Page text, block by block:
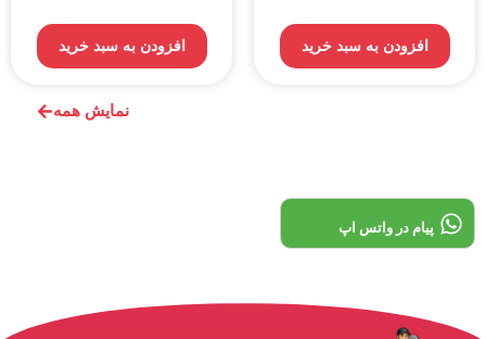
نمایش همه
افزودن به سبد خرید افزودن به سبد خرید
پیام در واتس اپ